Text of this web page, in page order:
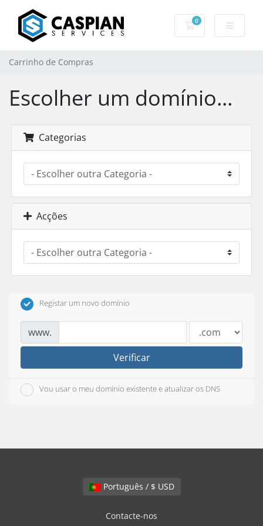
0
Carrinho de
Carrinho de Compras
Escolher um domínio...
Categorias
Acções
Registar um novo domínio
www.
Verificar
Vou usar o meu domínio existente e atualizar os DNS
Português / $ USD
Contacte-nos